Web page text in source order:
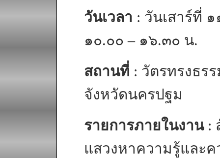
วันเวลา : วันเสาร์ที่
๑๐.๐๐ – ๑๖.๓๐ น.
สถานที่ : วัตรทรงธร
จังหวัดนครปฐม
รายการภายในงาน:
แสวงหาความรู้และ